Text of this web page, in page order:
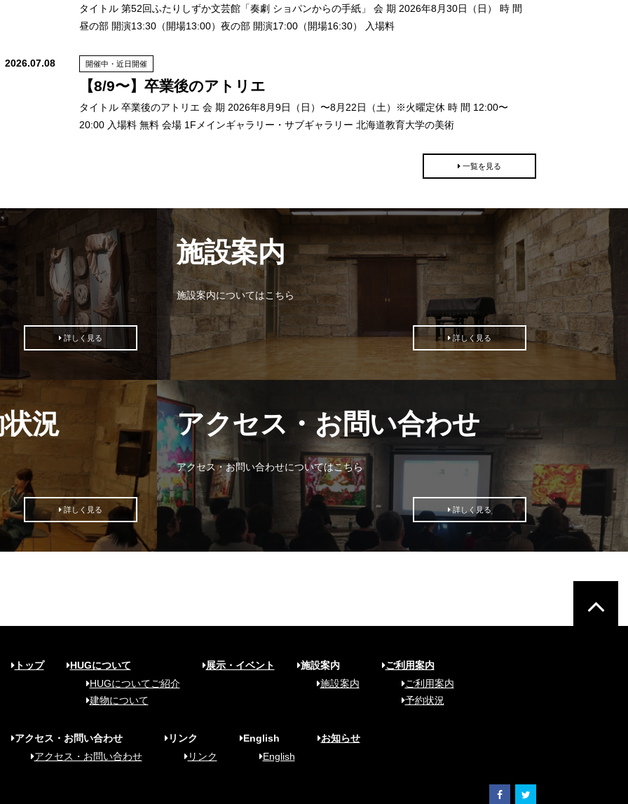
タイトル 第52回ふたりしずか文芸館「奏劇 ショパンからの手紙」 会 期 2026年8月30日（日） 時 間
昼の部 開演13:30（開場13:00）夜の部 開演17:00（開場16:30） 入場料
2026.07.08 開催中・近日開催
【8/9〜】卒業後のアトリエ
タイトル 卒業後のアトリエ 会 期 2026年8月9日（日）〜8月22日（土）※火曜定休 時 間 12:00〜
20:00 入場料 無料 会場 1Fメインギャラリー・サブギャラリー 北海道教育大学の美術
一覧を見る
詳しく見る
施設案内
施設案内についてはこちら
詳しく見る
況
詳しく見る
アクセス・お問い合わせ
アクセス・お問い合わせについてはこちら
詳しく見る
トップ
HUGについて
HUGについてご紹介
建物について
展示・イベント
施設案内
施設案内
ご利用案内
ご利用案内
予約状況
アクセス・お問い合わせ
アクセス・お問い合わせ
リンク
リンク
English
English
お知らせ